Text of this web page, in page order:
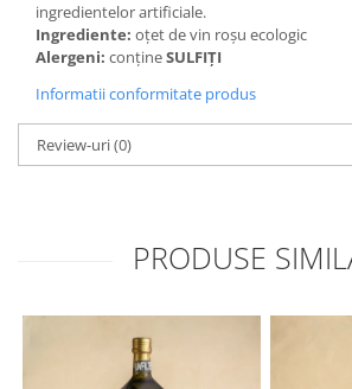
ingredientelor artificiale.
Ingrediente: oțet de vin roșu ecologic
Alergeni: conțineSULFIȚI
Informatii conformitate produs
Review-uri(0)
PRODUSE